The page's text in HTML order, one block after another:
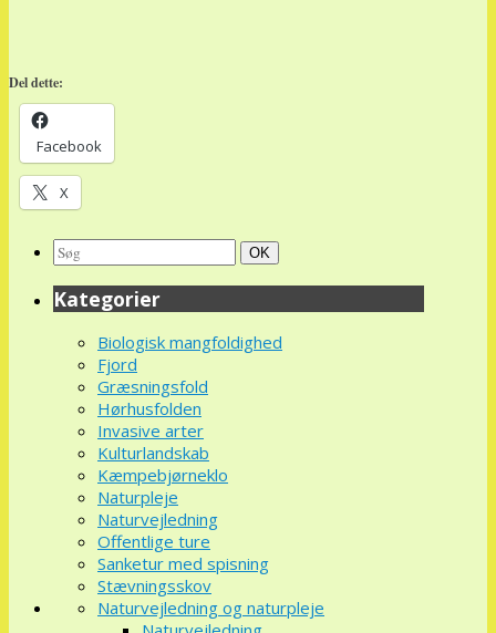
Del dette:
Facebook
X
Search
for:
Søg
OK
Kategorier
Biologisk mangfoldighed
Fjord
Græsningsfold
Hørhusfolden
Invasive arter
Kulturlandskab
Kæmpebjørneklo
Naturpleje
Naturvejledning
Offentlige ture
Sanketur med spisning
Stævningsskov
Naturvejledning og naturpleje